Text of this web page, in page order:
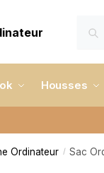
Housses
Ordinateur / Sac